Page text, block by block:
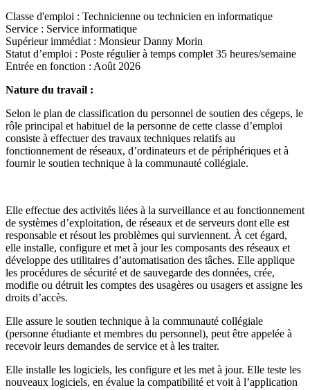
Classe d'emploi : Technicienne ou technicien en informatique
Service : Service informatique
Supérieur immédiat : Monsieur Danny Morin
Statut d’emploi : Poste régulier à temps complet 35 heures/semaine
Entrée en fonction : Août 2026
Nature du travail :
Selon le plan de classification du personnel de soutien des cégeps, le
rôle principal et habituel de la personne de cette classe d’emploi
consiste à effectuer des travaux techniques relatifs au
fonctionnement de réseaux, d’ordinateurs et de périphériques et à
fournir le soutien technique à la communauté collégiale.
Elle effectue des activités liées à la surveillance et au fonctionnement
de systèmes d’exploitation, de réseaux et de serveurs dont elle est
responsable et résout les problèmes qui surviennent. À cet égard,
elle installe, configure et met à jour les composants des réseaux et
développe des utilitaires d’automatisation des tâches. Elle applique
les procédures de sécurité et de sauvegarde des données, crée,
modifie ou détruit les comptes des usagères ou usagers et assigne les
droits d’accès.
Elle assure le soutien technique à la communauté collégiale
(personne étudiante et membres du personnel), peut être appelée à
recevoir leurs demandes de service et à les traiter.
Elle installe les logiciels, les configure et les met à jour. Elle teste les
nouveaux logiciels, en évalue la compatibilité et voit à l’application